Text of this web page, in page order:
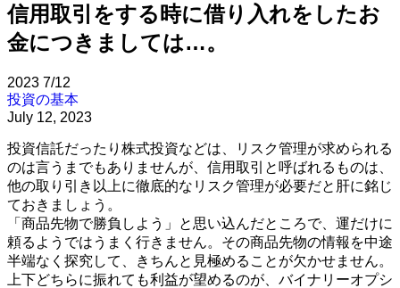
信用取引をする時に借り入れをしたお
金につきましては…。
2023 7/12
投資の基本
July 12, 2023
投資信託だったり株式投資などは、リスク管理が求められる
のは言うまでもありませんが、信用取引と呼ばれるものは、
他の取り引き以上に徹底的なリスク管理が必要だと肝に銘じ
ておきましょう。
「商品先物で勝負しよう」と思い込んだところで、運だけに
頼るようではうまく行きません。その商品先物の情報を中途
半端なく探究して、きちんと見極めることが欠かせません。
上下どちらに振れても利益が望めるのが、バイナリーオプシ